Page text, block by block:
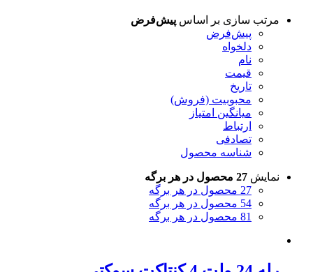
مرتب سازی بر اساس پیش‌فرض
پیش‌فرض
دلخواه
نام
قیمت
تاریخ
محبوبیت (فروش)
میانگین امتیاز
ارتباط
تصادفی
شناسه محصول
نمایش 27 محصول در هر برگه
27 محصول در هر برگه
54 محصول در هر برگه
81 محصول در هر برگه